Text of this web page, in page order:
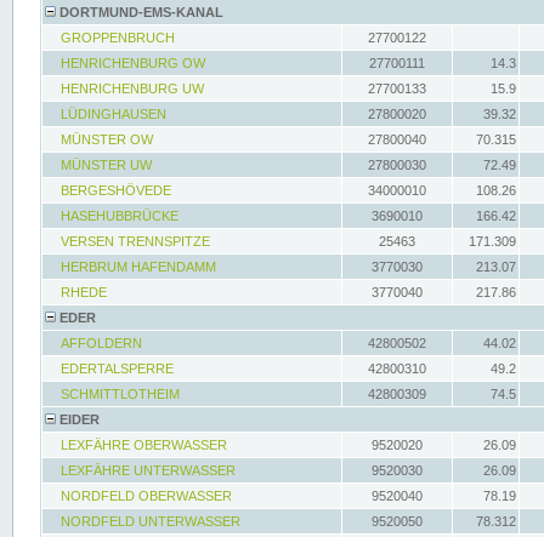
DORTMUND-EMS-KANAL
GROPPENBRUCH
27700122
HENRICHENBURG OW
27700111
14.3
HENRICHENBURG UW
27700133
15.9
LÜDINGHAUSEN
27800020
39.32
MÜNSTER OW
27800040
70.315
MÜNSTER UW
27800030
72.49
BERGESHÖVEDE
34000010
108.26
HASEHUBBRÜCKE
3690010
166.42
VERSEN TRENNSPITZE
25463
171.309
HERBRUM HAFENDAMM
3770030
213.07
RHEDE
3770040
217.86
EDER
AFFOLDERN
42800502
44.02
EDERTALSPERRE
42800310
49.2
SCHMITTLOTHEIM
42800309
74.5
EIDER
LEXFÄHRE OBERWASSER
9520020
26.09
LEXFÄHRE UNTERWASSER
9520030
26.09
NORDFELD OBERWASSER
9520040
78.19
NORDFELD UNTERWASSER
9520050
78.312